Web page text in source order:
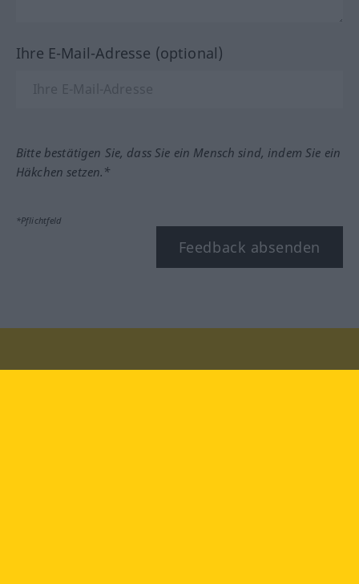
Ihre E-Mail-Adresse (optional)
Bitte bestätigen Sie, dass Sie ein Mensch sind, indem Sie ein
Häkchen setzen.*
*Pflichtfeld
Feedback absenden